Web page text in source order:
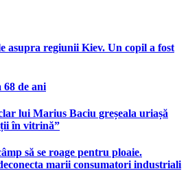
asupra regiunii Kiev. Un copil a fost
de ani
lui Marius Baciu greșeala uriașă
în vitrină”
să se roage pentru ploaie.
marii consumatori industriali